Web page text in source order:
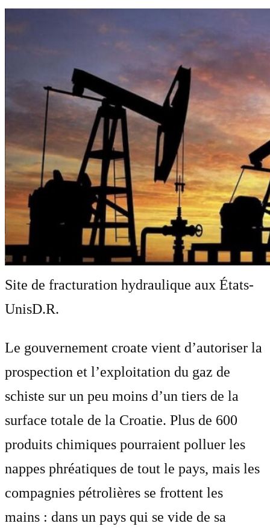
Site de fracturation hydraulique aux États-
UnisD.R.
Le gouvernement croate vient d’autoriser la
prospection et l’exploitation du gaz de
schiste sur un peu moins d’un tiers de la
surface totale de la Croatie. Plus de 600
produits chimiques pourraient polluer les
nappes phréatiques de tout le pays, mais les
compagnies pétrolières se frottent les
mains : dans un pays qui se vide de sa